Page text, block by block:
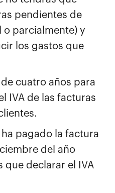
pendientes de
o parcialmente) y
los gastos que
de cuatro años para
IVA de las facturas
pagado la factura
del año
que declarar el IVA